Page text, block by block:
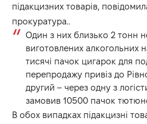
підакцизних товарів,
прокуратура..
Один з них близько 2 тонн
виготовлених алкогольних
тисячі пачок цигарок для
перепродажу привіз до
другий – через одну з
замовив 10500 пачок
В обох випадках підакцизні